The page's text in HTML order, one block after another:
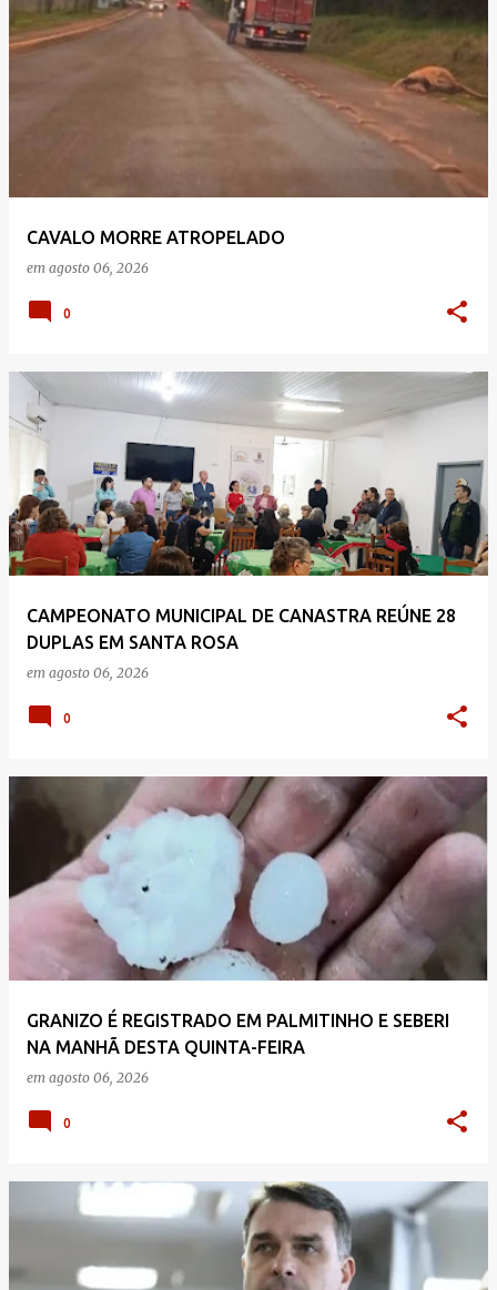
CAVALO MORRE ATROPELADO
em agosto 06, 2026
0
CAMPEONATO MUNICIPAL DE CANASTRA REÚNE 28
DUPLAS EM SANTA ROSA
em agosto 06, 2026
0
GRANIZO É REGISTRADO EM PALMITINHO E SEBERI
NA MANHÃ DESTA QUINTA-FEIRA
em agosto 06, 2026
0